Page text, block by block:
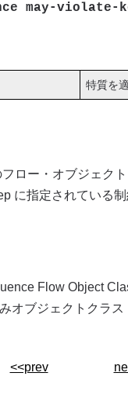
may-violate-
特質を
ロー・オブジェク
に指定されている
Flow Object
ブジェクトクラス
<<prev